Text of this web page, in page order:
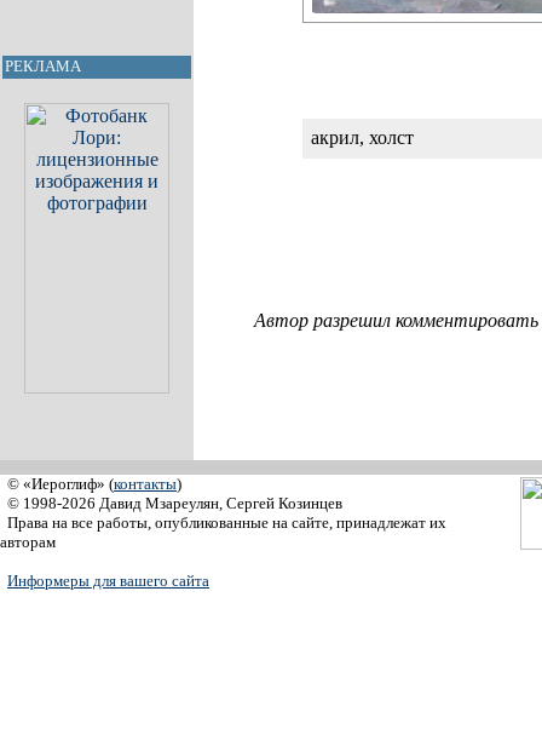
РЕКЛАМА
акрил, холст
Автор разрешил
© «Иероглиф» (контакты)
© 1998-2026 Давид Мзареулян, Сергей Козинцев
Права на все работы, опубликованные на сайте, принадлежат их
авторам
Информеры для вашего сайта